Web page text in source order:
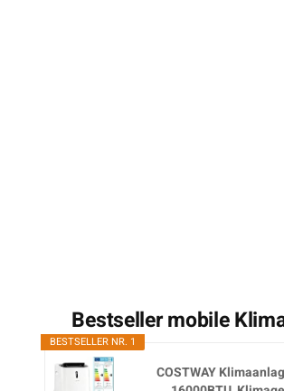
Bestseller mobile
BESTSELLER NR. 1
COSTWAY